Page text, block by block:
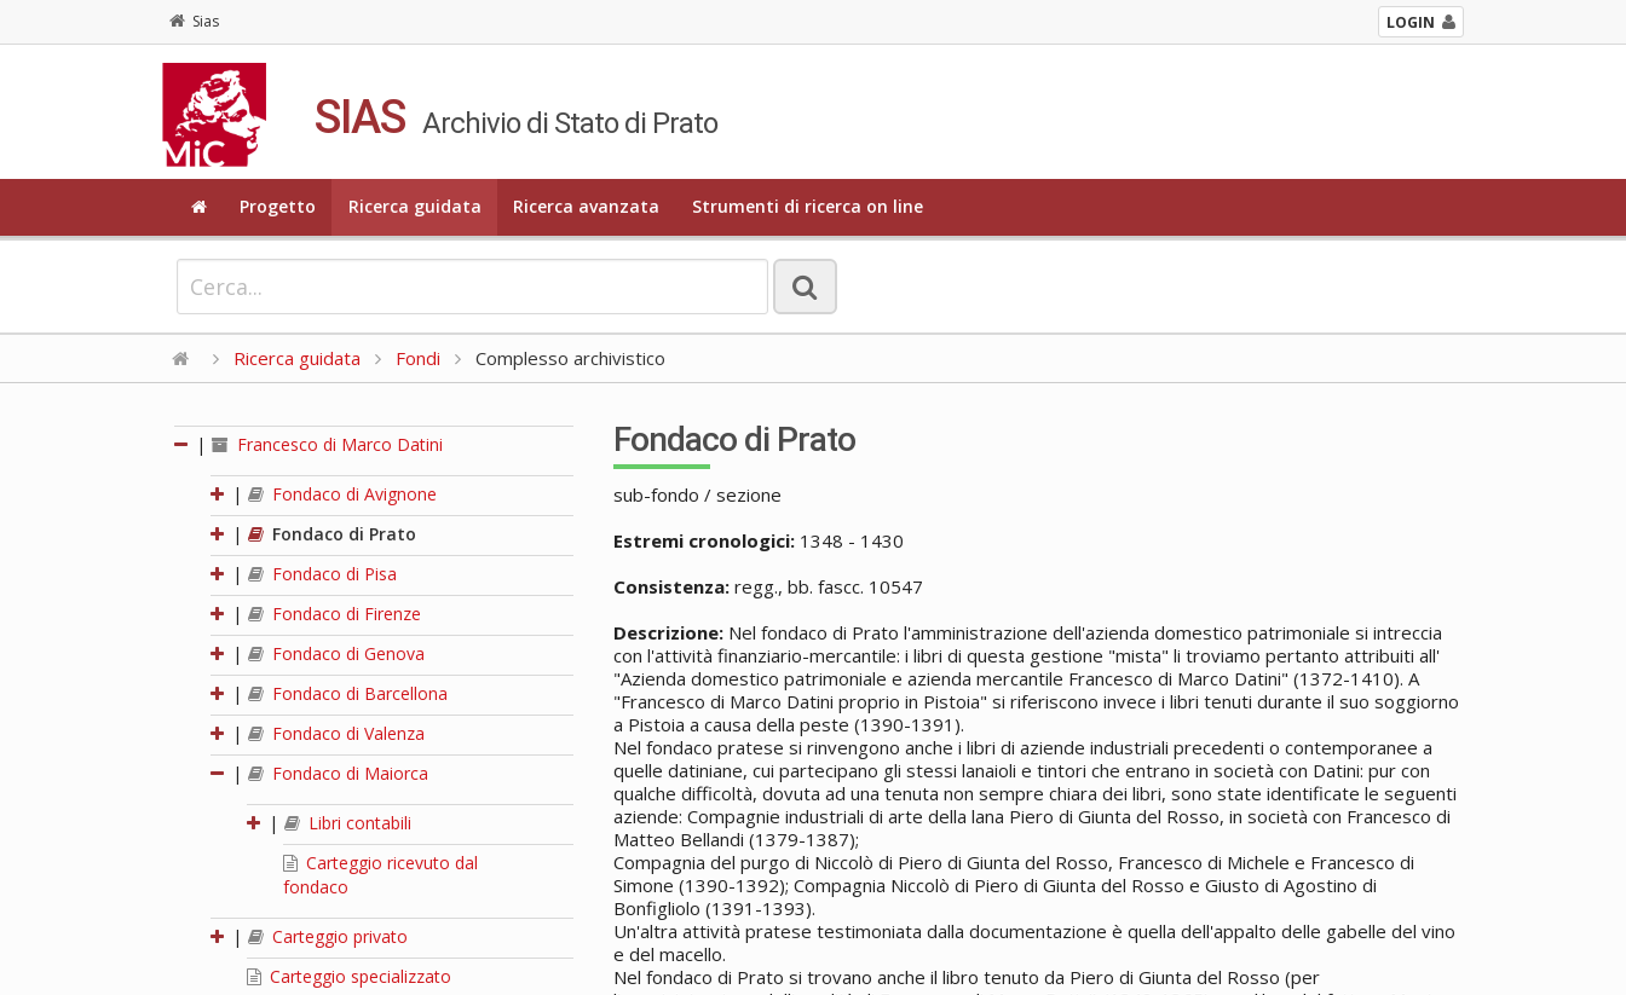
Sias LOGIN
SIAS Archivio di Stato di Prato
Progetto Ricerca guidata Ricerca avanzata Strumenti di ricerca on line
Ricerca guidata Fondi Complesso archivistico
| Francesco di Marco Datini
|
Fondaco di Avignone
|
Fondaco di Prato
|
Fondaco di Pisa
|
Fondaco di Firenze
|
Fondaco di Genova
|
Fondaco di Barcellona
|
Fondaco di Valenza
|
Fondaco di Maiorca
|
Libri contabili
Carteggio ricevuto dal
fondaco
|
Carteggio privato
Carteggio specializzato
Fondaco di Prato
sub-fondo / sezione
Estremi cronologici: 1348 - 1430
Consistenza: regg., bb. fascc. 10547
Descrizione: Nel fondaco di Prato l'amministrazione dell'azienda domestico patrimoniale si intreccia
con l'attività finanziario-mercantile: i libri di questa gestione "mista" li troviamo pertanto attribuiti all'
"Azienda domestico patrimoniale e azienda mercantile Francesco di Marco Datini" (1372-1410). A
"Francesco di Marco Datini proprio in Pistoia" si riferiscono invece i libri tenuti durante il suo soggiorno
a Pistoia a causa della peste (1390-1391).
Nel fondaco pratese si rinvengono anche i libri di aziende industriali precedenti o contemporanee a
quelle datiniane, cui partecipano gli stessi lanaioli e tintori che entrano in società con Datini: pur con
qualche difficoltà, dovuta ad una tenuta non sempre chiara dei libri, sono state identificate le seguenti
aziende: Compagnie industriali di arte della lana Piero di Giunta del Rosso, in società con Francesco di
Matteo Bellandi (1379-1387);
Compagnia del purgo di Niccolò di Piero di Giunta del Rosso, Francesco di Michele e Francesco di
Simone (1390-1392); Compagnia Niccolò di Piero di Giunta del Rosso e Giusto di Agostino di
Bonfigliolo (1391-1393).
Un'altra attività pratese testimoniata dalla documentazione è quella dell'appalto delle gabelle del vino
e del macello.
Nel fondaco di Prato si trovano anche il libro tenuto da Piero di Giunta del Rosso (per